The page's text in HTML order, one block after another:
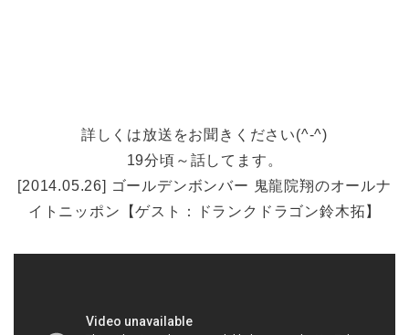
詳しくは放送をお聞きください(^-^)
19分頃～話してます。
[2014.05.26] ゴールデンボンバー 鬼龍院翔のオールナ
イトニッポン【ゲスト：ドランクドラゴン鈴木拓】